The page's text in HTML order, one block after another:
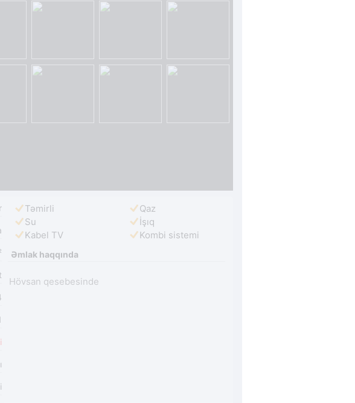
Təmirli
Qaz
Su
İşıq
Kabel TV
Kombi sistemi
Əmlak haqqında
Hövsan qesebesinde